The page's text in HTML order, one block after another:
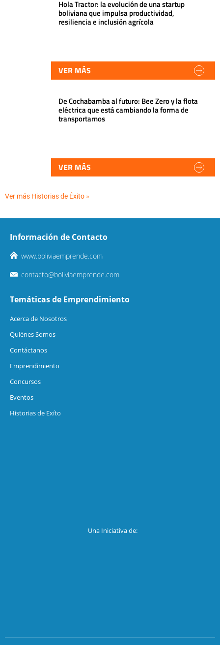
Hola Tractor: la evolución de una startup
boliviana que impulsa productividad,
resiliencia e inclusión agrícola
VER MÁS
De Cochabamba al futuro: Bee Zero y la flota
eléctrica que está cambiando la forma de
transportarnos
VER MÁS
Ver más Historias de Éxito »
Información de Contacto
www.boliviaemprende.com
contacto@boliviaemprende.com
Temáticas de Emprendimiento
Acerca de Nosotros
Quiénes Somos
Contáctanos
Emprendimiento
Concursos
Eventos
Historias de Exíto
Una Iniciativa de: